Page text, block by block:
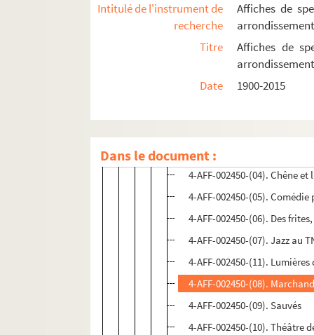
Intitulé de l'instrument de
recherche
Affiches de
Titre
Affiches de
Date
1900-2015
Dans le document :
Direction Jean Vilar
Direction Georges Wilson
Théâtre national populaire
Spectacles
4-AFF-002450-(03). Bella
4-AFF-002450-(04). Chêne
4-AFF-002450-(05).
4-AFF-002450-(06). Des
4-AFF-002450-(07). Jazz au
4-AFF-002450-(11).
4-AFF-002450-(08).
4-AFF-002450-(09). Sauvés
4-AFF-002450-(10). Théâtre